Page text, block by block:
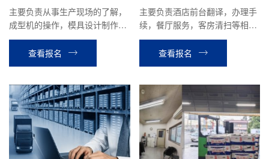
主要负责从事生产现场的了解，
成型机的操作，模具设计制作等
相关工作。
查看报名
主要负责酒店前台翻译，办理手
续，餐厅服务，客房清扫等相关
工作。
查看报名